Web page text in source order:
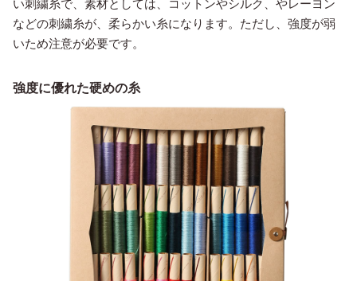
い刺繍糸で、素材としては、コットンやシルク、やレーヨン
などの刺繍糸が、柔らかい糸になります。ただし、強度が弱
いため注意が必要です。
強度に優れた硬めの糸